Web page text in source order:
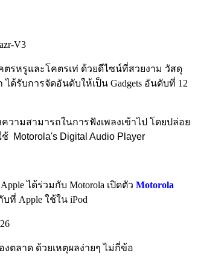
รหรูและโคตรเท่ ด้วยดีไซน์ที่สวยงาม วัสดุ
ด้รับการจัดอันดับให้เป็น Gadgets อันดับที่ 12
ามสามารถในการฟังเพลงเข้าไป โดยปล่อย
ช้
Motorola's Digital Audio Player
ได้ร่วมกับ Motorola เปิดตัว Motorola
ที่ Apple ใช้ใน iPod
ตลาด ด้วยเหตุผลง่ายๆ ไม่กี่ข้อ